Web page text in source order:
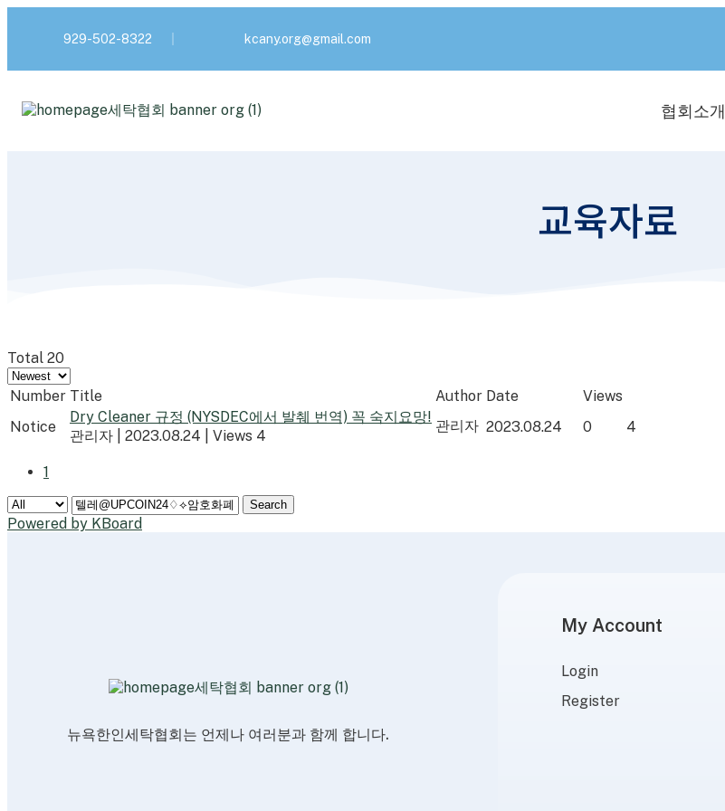
929-502-8322 kcany.org@gmail.com
협회소개
교육자료
Total 20
Number Title Author Date
Views
Notice
Dry Cleaner 규정 (NYSDEC에서 발췌 번역) 꼭 숙지요망!
관리자
2023.08.24 Views 4
관리자 2023.08.24 0 4
1
Search
Powered by KBoard
뉴욕한인세탁협회는 언제나 여러분과 함께 합니다.
My Account
Login
Register